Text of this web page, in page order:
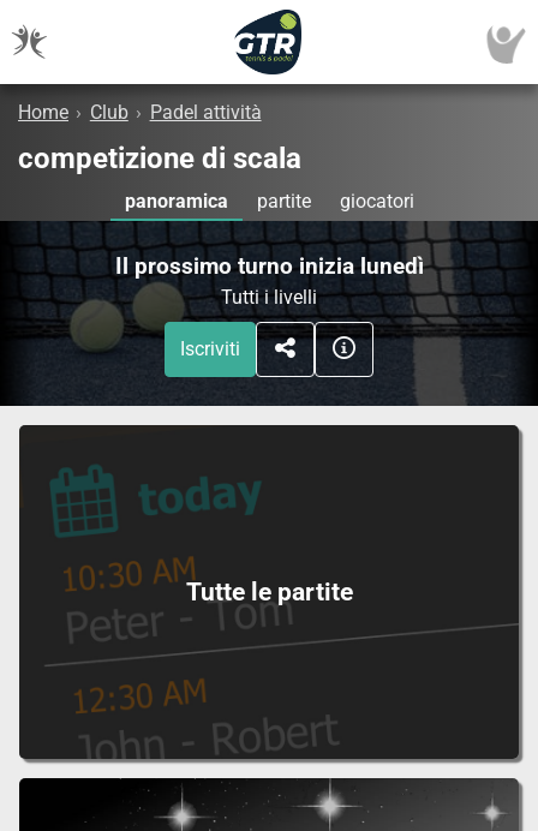
Home › Club › Padel attività
competizione di scala
panoramica partite giocatori
Il prossimo turno inizia lunedì
Tutti i livelli
Iscriviti
Tutte le partite